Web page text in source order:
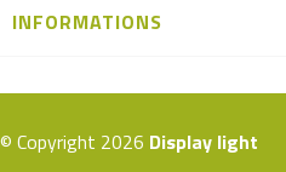
INFORMATIONS
© Copyright 2026 Display light